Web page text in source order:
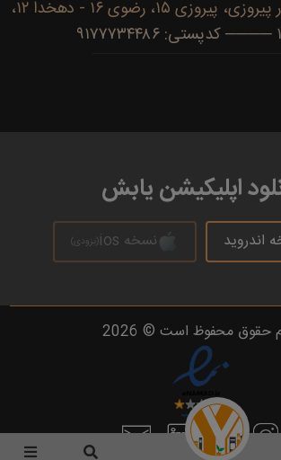
آدرس: مشهد، بلوار پیروزی، پیروزی ۱۵، رضوی ۱۶ - دهخدا ۱۲،
اپلیکیشن یابش
اندروید نسخه ios (بزودی)
حقوق محفوظ است © 2026